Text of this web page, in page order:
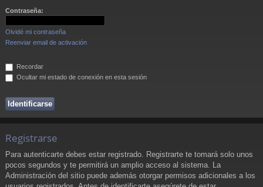
Contraseña:
Olvidé mi contraseña
Reenviar email de activación
Recordar
Ocultar mi estado de conexión en esta sesión
Registrarse
Para autenticarte debes estar registrado. Registrarte te tomará solo unos
pocos segundos y te permitirá un amplio acceso al sistema. La
Administración del sitio puede además otorgar permisos adicionales a los